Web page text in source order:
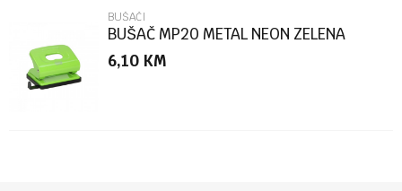
BUŠAČI
BUŠAČ MP20 METAL NEON ZELENA
6,10 KM